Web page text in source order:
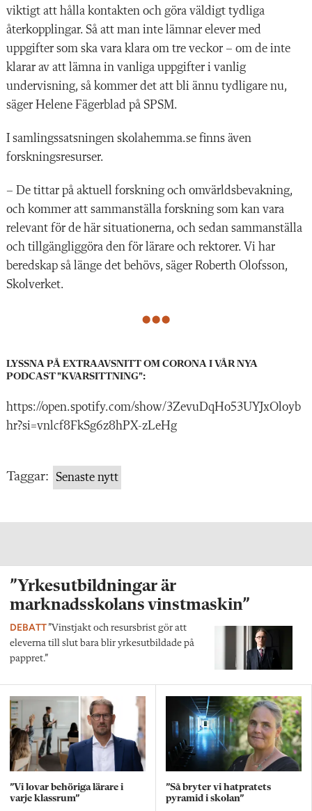
viktigt att hålla kontakten och göra väldigt tydliga
återkopplingar. Så att man inte lämnar elever med
uppgifter som ska vara klara om tre veckor – om de inte
klarar av att lämna in vanliga uppgifter i vanlig
undervisning, så kommer det att bli ännu tydligare nu,
säger Helene Fägerblad på SPSM.
I samlingssatsningen skolahemma.se finns även
forskningsresurser.
– De tittar på aktuell forskning och omvärldsbevakning,
och kommer att sammanställa forskning som kan vara
relevant för de här situationerna, och sedan sammanställa
och tillgängliggöra den för lärare och rektorer. Vi har
beredskap så länge det behövs, säger Roberth Olofsson,
Skolverket.
LYSSNA PÅ EXTRAAVSNITT OM CORONA I VÅR NYA
PODCAST "KVARSITTNING":
https://open.spotify.com/show/3ZevuDqHo53UYJxOloyb
hr?si=vnlcf8FkSg6z8hPX-zLeHg
Taggar: Senaste nytt
”Yrkesutbildningar är
marknadsskolans vinstmaskin”
DEBATT”Vinstjakt och resursbrist gör att
eleverna till slut bara blir yrkesutbildade på
pappret.”
”Vi lovar behöriga lärare i
varje klassrum”
”Så bryter vi hatpratets
pyramid i skolan”